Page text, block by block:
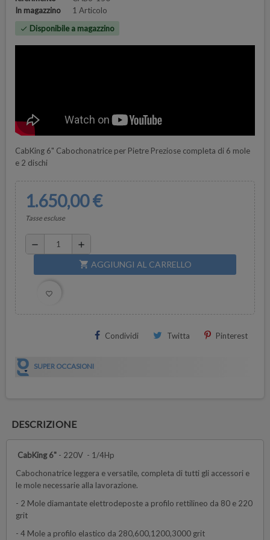
In magazzino
1 Articolo
check Disponibile a magazzino
CabKing 6" Cabochonatrice per Pietre Preziose completa di 6 mole
e 2 dischi
1.650,00 €
Tasse escluse
remove add
shopping_cart AGGIUNGI AL CARRELLO
favorite_border
Condividi Twitta Pinterest
SUPER OCCASIONI
DESCRIZIONE
CabKing 6" - 220V - 1/4Hp
Cabochonatrice leggera e versatile, completa di tutti gli accessori e
le mole necessarie alla lavorazione.
- 2 Mole diamantate elettrodeposte a profilo rettilineo da 80 e 220
grit
- 4 Mole a profilo elastico da 280,600,1200,3000 grit